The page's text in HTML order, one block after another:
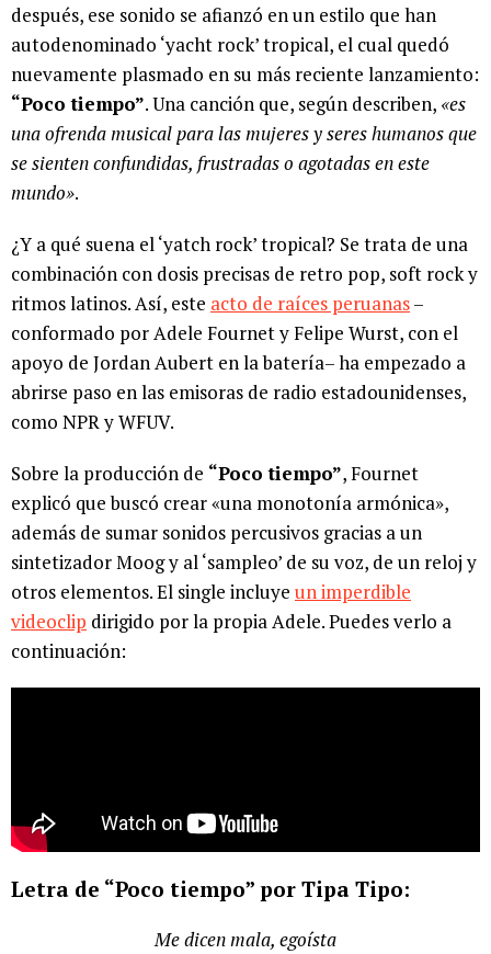
después, ese sonido se afianzó en un estilo que han
autodenominado ‘yacht rock’ tropical, el cual quedó
nuevamente plasmado en su más reciente lanzamiento:
“Poco tiempo”. Una canción que, según describen, «es
una ofrenda musical para las mujeres y seres humanos que
se sienten confundidas, frustradas o agotadas en este
mundo».
¿Y a qué suena el ‘yatch rock’ tropical? Se trata de una
combinación con dosis precisas de retro pop, soft rock y
ritmos latinos. Así, este acto de raíces peruanas–
conformado por Adele Fournet y Felipe Wurst, con el
apoyo de Jordan Aubert en la batería– ha empezado a
abrirse paso en las emisoras de radio estadounidenses,
como NPR y WFUV.
Sobre la producción de “Poco tiempo”, Fournet
explicó que buscó crear «una monotonía armónica»,
además de sumar sonidos percusivos gracias a un
sintetizador Moog y al ‘sampleo’ de su voz, de un reloj y
otros elementos. El single incluye un imperdible
videoclip dirigido por la propia Adele. Puedes verlo a
continuación:
Letra de “Poco tiempo” por Tipa Tipo:
Me dicen mala, egoísta